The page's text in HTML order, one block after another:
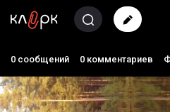
0 сообщений 0 комментариев